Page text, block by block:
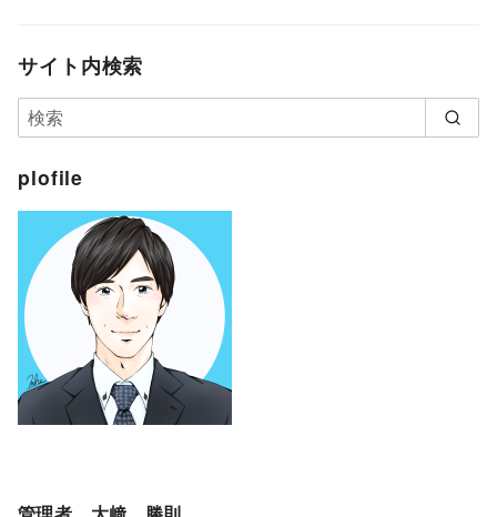
サイト内検索
plofile